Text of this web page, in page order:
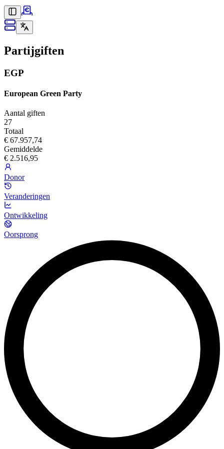
Partijgiften
EGP
European Green Party
Aantal giften
27
Totaal
€ 67.957,74
Gemiddelde
€ 2.516,95
Donor
Veranderingen
Ontwikkeling
Oorsprong